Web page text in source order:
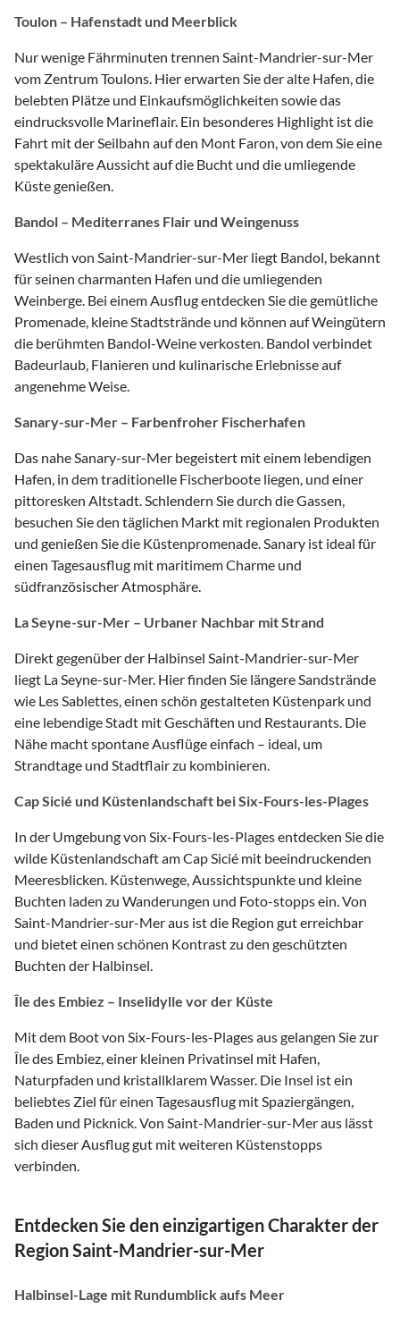
Toulon – Hafenstadt und Meerblick
Nur wenige Fährminuten trennen Saint-Mandrier-sur-Mer
vom Zentrum Toulons. Hier erwarten Sie der alte Hafen, die
belebten Plätze und Einkaufsmöglichkeiten sowie das
eindrucksvolle Marineflair. Ein besonderes Highlight ist die
Fahrt mit der Seilbahn auf den Mont Faron, von dem Sie eine
spektakuläre Aussicht auf die Bucht und die umliegende
Küste genießen.
Bandol – Mediterranes Flair und Weingenuss
Westlich von Saint-Mandrier-sur-Mer liegt Bandol, bekannt
für seinen charmanten Hafen und die umliegenden
Weinberge. Bei einem Ausflug entdecken Sie die gemütliche
Promenade, kleine Stadtstrände und können auf Weingütern
die berühmten Bandol-Weine verkosten. Bandol verbindet
Badeurlaub, Flanieren und kulinarische Erlebnisse auf
angenehme Weise.
Sanary-sur-Mer – Farbenfroher Fischerhafen
Das nahe Sanary-sur-Mer begeistert mit einem lebendigen
Hafen, in dem traditionelle Fischerboote liegen, und einer
pittoresken Altstadt. Schlendern Sie durch die Gassen,
besuchen Sie den täglichen Markt mit regionalen Produkten
und genießen Sie die Küstenpromenade. Sanary ist ideal für
einen Tagesausflug mit maritimem Charme und
südfranzösischer Atmosphäre.
La Seyne-sur-Mer – Urbaner Nachbar mit Strand
Direkt gegenüber der Halbinsel Saint-Mandrier-sur-Mer
liegt La Seyne-sur-Mer. Hier finden Sie längere Sandstrände
wie Les Sablettes, einen schön gestalteten Küstenpark und
eine lebendige Stadt mit Geschäften und Restaurants. Die
Nähe macht spontane Ausflüge einfach – ideal, um
Strandtage und Stadtflair zu kombinieren.
Cap Sicié und Küstenlandschaft bei Six-Fours-les-Plages
In der Umgebung von Six-Fours-les-Plages entdecken Sie die
wilde Küstenlandschaft am Cap Sicié mit beeindruckenden
Meeresblicken. Küstenwege, Aussichtspunkte und kleine
Buchten laden zu Wanderungen und Foto-stopps ein. Von
Saint-Mandrier-sur-Mer aus ist die Region gut erreichbar
und bietet einen schönen Kontrast zu den geschützten
Buchten der Halbinsel.
Île des Embiez – Inselidylle vor der Küste
Mit dem Boot von Six-Fours-les-Plages aus gelangen Sie zur
Île des Embiez, einer kleinen Privatinsel mit Hafen,
Naturpfaden und kristallklarem Wasser. Die Insel ist ein
beliebtes Ziel für einen Tagesausflug mit Spaziergängen,
Baden und Picknick. Von Saint-Mandrier-sur-Mer aus lässt
sich dieser Ausflug gut mit weiteren Küstenstopps
verbinden.
Entdecken Sie den einzigartigen Charakter der
Region Saint-Mandrier-sur-Mer
Halbinsel-Lage mit Rundumblick aufs Meer